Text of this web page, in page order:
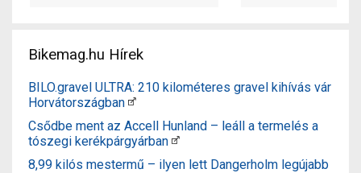
Bikemag.hu Hírek
BILO.gravel ULTRA: 210 kilométeres gravel kihívás vár
Horvátországban
Csődbe ment az Accell Hunland – leáll a termelés a
tószegi kerékpárgyárban
8,99 kilós mestermű – ilyen lett Dangerholm legújabb